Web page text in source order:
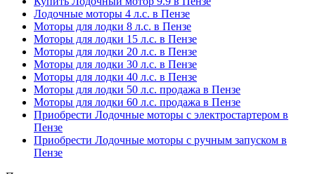
Лодочные моторы 4 л.с. в Пензе
Моторы для лодки 8 л.с. в Пензе
Моторы для лодки 15 л.с. в Пензе
Моторы для лодки 20 л.с. в Пензе
Моторы для лодки 30 л.с. в Пензе
Моторы для лодки 40 л.с. в Пензе
Моторы для лодки 50 л.с. продажа в Пензе
Моторы для лодки 60 л.с. продажа в Пензе
Приобрести Лодочные моторы с электростартером в
Пензе
Приобрести Лодочные моторы с ручным запуском в
Пензе